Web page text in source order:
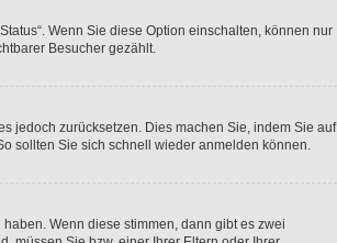
Wenn Sie diese Option einschalten, können nur
Besucher gezählt.
jedoch zurücksetzen. Dies machen Sie, indem Sie auf
sollten Sie sich schnell wieder anmelden können.
Wenn diese stimmen, dann gibt es zwei